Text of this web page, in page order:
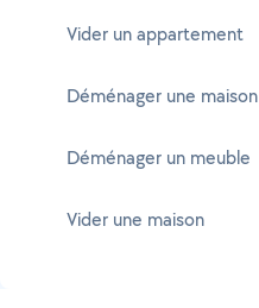
Vider un appartement
Déménager une maison
Déménager un meuble
Vider une maison